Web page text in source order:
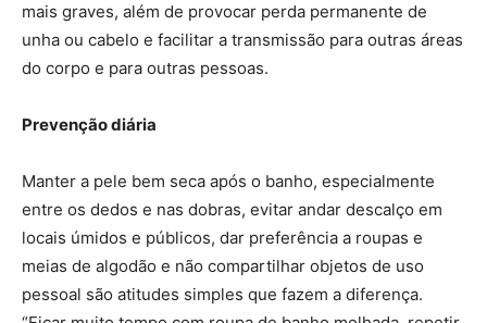
mais graves, além de provocar perda permanente de
unha ou cabelo e facilitar a transmissão para outras áreas
do corpo e para outras pessoas.
Prevenção diária
Manter a pele bem seca após o banho, especialmente
entre os dedos e nas dobras, evitar andar descalço em
locais úmidos e públicos, dar preferência a roupas e
meias de algodão e não compartilhar objetos de uso
pessoal são atitudes simples que fazem a diferença.